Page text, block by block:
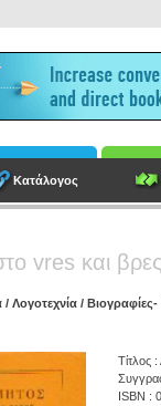
Κατάλογος
vres και
/ Λογοτεχνία /
Τίτλος
ISBN :